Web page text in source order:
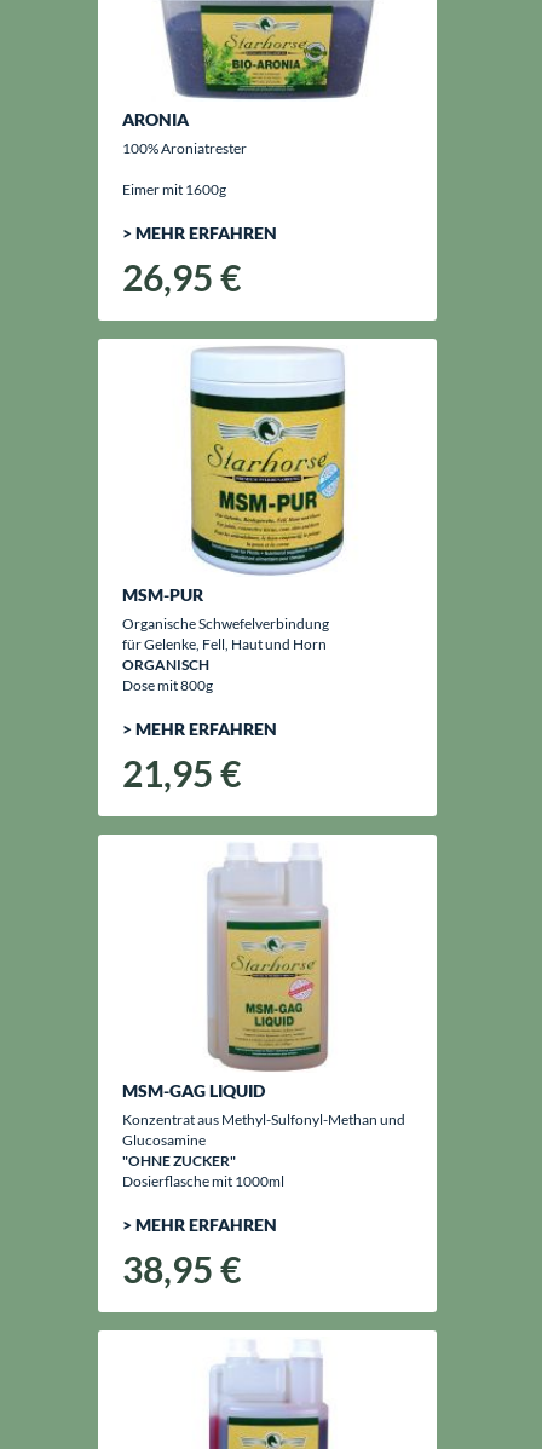
ARONIA
100% Aroniatrester
Eimer mit 1600g
> MEHR ERFAHREN
26,95 €
MSM-PUR
Organische Schwefelverbindung
für Gelenke, Fell, Haut und Horn
ORGANISCH
Dose mit 800g
> MEHR ERFAHREN
21,95 €
MSM-GAG LIQUID
Konzentrat aus Methyl-Sulfonyl-Methan und
Glucosamine
"OHNE ZUCKER"
Dosierflasche mit 1000ml
> MEHR ERFAHREN
38,95 €